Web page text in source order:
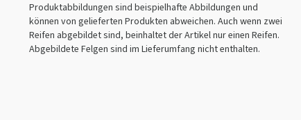
Produktabbildungen sind beispielhafte Abbildungen und
können von gelieferten Produkten abweichen. Auch wenn zwei
Reifen abgebildet sind, beinhaltet der Artikel nur einen Reifen.
Abgebildete Felgen sind im Lieferumfang nicht enthalten.